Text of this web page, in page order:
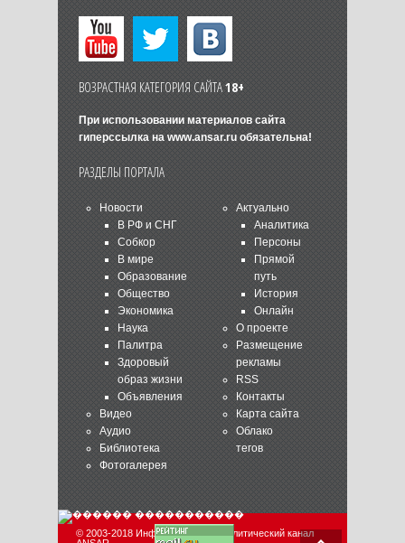
ВОЗРАСТНАЯ КАТЕГОРИЯ САЙТА18+
При использовании материалов сайта
гиперссылка на www.ansar.ruобязательна!
РАЗДЕЛЫ ПОРТАЛА
Новости
В РФ и СНГ
Собкор
В мире
Образование
Общество
Экономика
Наука
Палитра
Здоровый
образ жизни
Объявления
Видео
Аудио
Библиотека
Фотогалерея
Актуально
Аналитика
Персоны
Прямой
путь
История
Онлайн
О проекте
Размещение
рекламы
RSS
Контакты
Карта сайта
Облако
тегов
© 2003-2018 Информационно-аналитический канал